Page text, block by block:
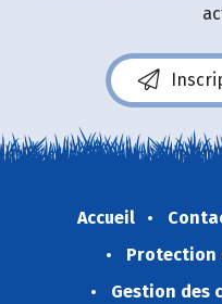
Accueil
Protection
Gestion des